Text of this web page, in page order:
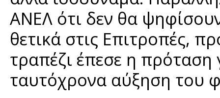
ΑΝΕΛ ότι δεν θα
θετικά στις Επιτροπές,
τραπέζι έπεσε η
ταυτόχρονα αύξηση του